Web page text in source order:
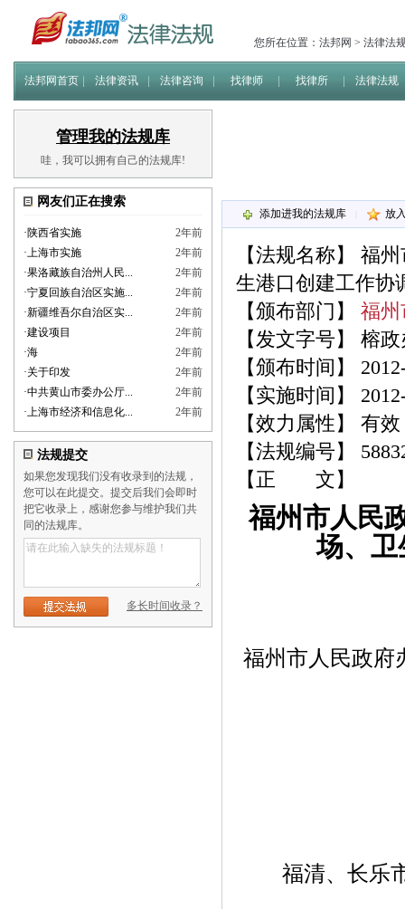
您所在位置： 法邦网 > 法律法
法邦网首页 法律资讯 法律咨询 找律师 找律所 法律法规
管理我的法规库
哇，我可以拥有自己的法规库!
网友们正在搜索
·陕西省实施
2年前
·上海市实施
2年前
·果洛藏族自治州人民...
2年前
·宁夏回族自治区实施...
2年前
·新疆维吾尔自治区实...
2年前
·建设项目
2年前
·海
2年前
·关于印发
2年前
·中共黄山市委办公厅...
2年前
·上海市经济和信息化... 2年前
法规提交
如果您发现我们没有收录到的法规，
您可以在此提交。提交后我们会即时
把它收录上，感谢您参与维护我们共
同的法规库。
多长时间收录？
添加进我的法规库 放
【法规名称】 福州
生港口创建工作协
【颁布部门】 福州
【发文字号】 榕
【颁布时间】
【实施时间】
【效力属性】 有效
【法规编号】
【正 文】
福州市人民
场、卫
福州市人民政府
福清、长乐市